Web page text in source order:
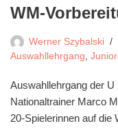
WM-
Werner Szybalski
Auswahllehrgang,
Auswahllehrgang der
Nationaltrainer Marco
20-Spielerinnen auf die